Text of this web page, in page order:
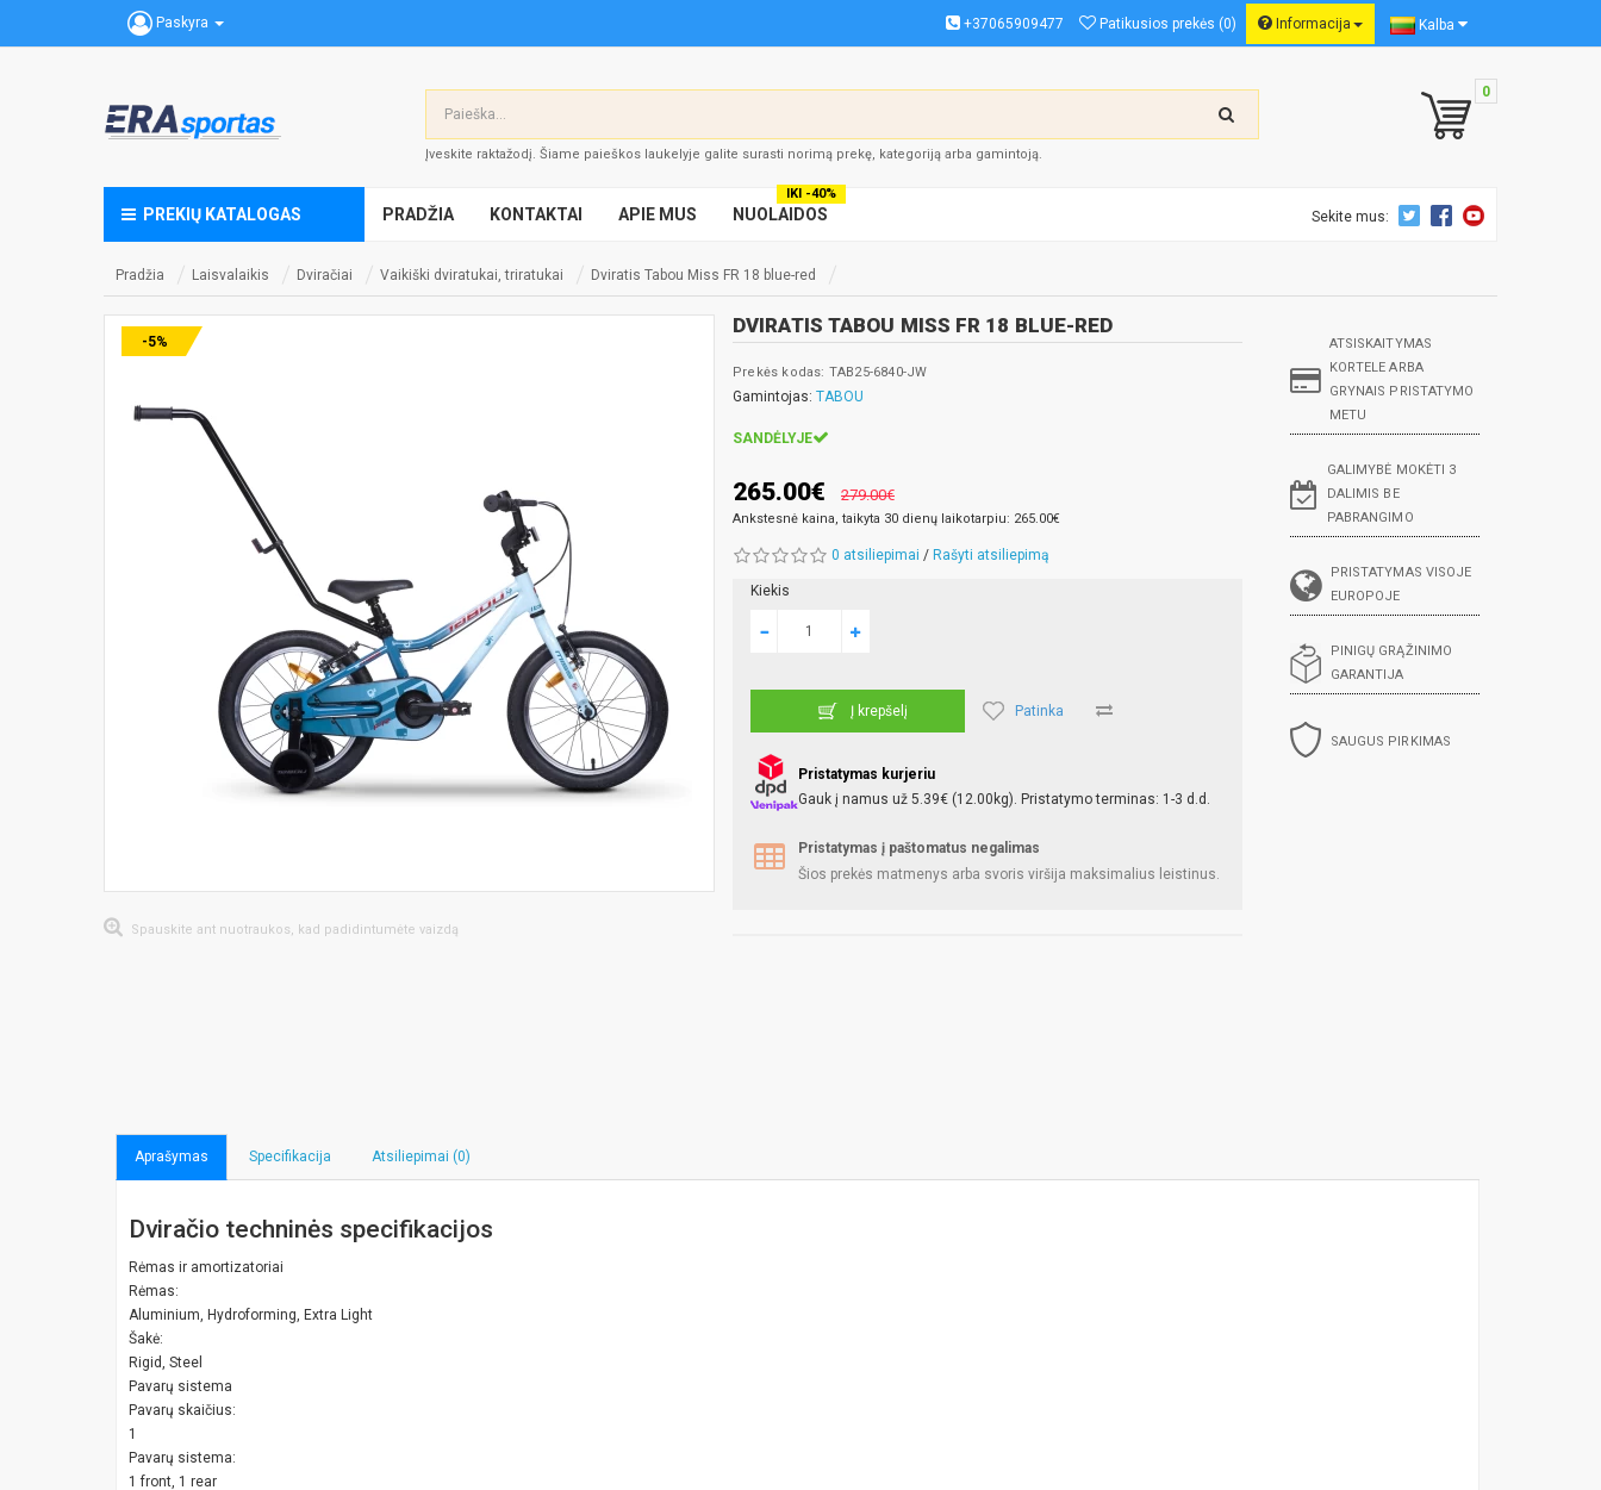
Paskyra +37065909477 Patikusios prekės (0) Informacija Kalba
Įveskite raktažodį. Šiame paieškos laukelyje galite surasti norimą prekę, kategoriją arba gamintoją.
0
PREKIŲ KATALOGAS PRADŽIA KONTAKTAI APIE MUS NUOLAIDOS
IKI -40%
Sekite mus:
Pradžia Laisvalaikis Dviračiai Vaikiški dviratukai, triratukai Dviratis Tabou Miss FR 18 blue-red
-5%
Spauskite ant nuotraukos, kad padidintumėte vaizdą
DVIRATIS TABOU MISS FR 18 BLUE-RED
Prekės kodas: TAB25-6840-JW
Gamintojas: TABOU
SANDĖLYJE
265.00€ 279.00€
Ankstesnė kaina, taikyta 30 dienų laikotarpiu: 265.00€
0 atsiliepimai / Rašyti atsiliepimą
Kiekis
Į krepšelį Patinka
Pristatymas kurjeriu
Gauk į namus už 5.39€ (12.00kg). Pristatymo terminas: 1-3 d.d.
Pristatymas į paštomatus negalimas
Šios prekės matmenys arba svoris viršija maksimalius leistinus.
ATSISKAITYMAS
KORTELE ARBA
GRYNAIS PRISTATYMO
METU
GALIMYBĖ MOKĖTI 3
DALIMIS BE
PABRANGIMO
PRISTATYMAS VISOJE
EUROPOJE
PINIGŲ GRĄŽINIMO
GARANTIJA
SAUGUS PIRKIMAS
Aprašymas Specifikacija Atsiliepimai (0)
Dviračio techninės specifikacijos
Rėmas ir amortizatoriai
Rėmas:
Aluminium, Hydroforming, Extra Light
Šakė:
Rigid, Steel
Pavarų sistema
Pavarų skaičius:
1
Pavarų sistema:
1 front, 1 rear